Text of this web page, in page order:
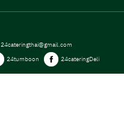
24cateringthai@gmail.com
24tumboon 24cateringDeli